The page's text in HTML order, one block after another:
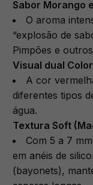
​Sabor Morango
O aroma
“explosão de
Pimpões e
Visual dual
A cor
diferentes tipos
água.
​Textura Soft
Com 5 a 7
em anéis de
(bayonets),